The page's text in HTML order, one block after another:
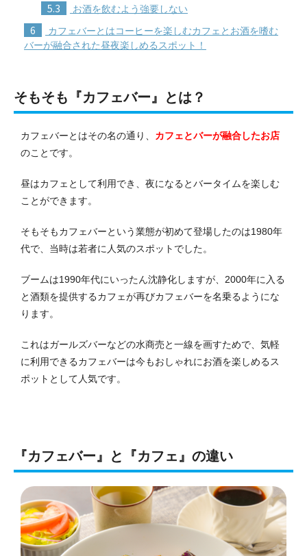
5.3 お酒を飲むよう強要しない
6
カフェバーとはコーヒーを楽しむカフェとお酒を嗜む
バーが融合された昼夜楽しめるスポット！
そもそも『カフェバー』とは？
カフェバーとはその名の通り、 カフェとバーが融合したお店
のことです。
昼はカフェとして利用でき、夜になるとバータイムを楽しむ
ことができます。
そもそもカフェバーという業態が初めて登場したのは1980年
代で、当時は若者に人気のスポットでした。
ブームは1990年代にいったん沈静化しますが、2000年に入る
と酒類を提供するカフェが再びカフェバーを名乗るようにな
ります。
これはガールズバーなどの水商売と一線を画すためで、気軽
に利用できるカフェバーは今もおしゃれにお酒を楽しめるス
ポットとして人気です。
『カフェバー』と『カフェ』の違い